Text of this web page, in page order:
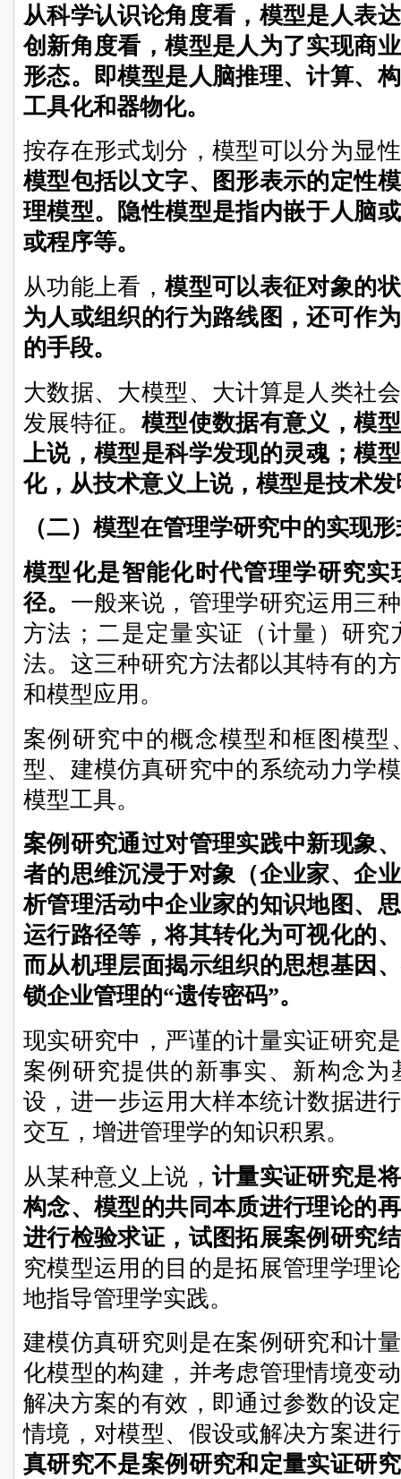
从科学认识论角度看，模型是人表
创新角度看，模型是人为了实现商
形态。即模型是人脑推理、计算、
工具化和器物化。
按存在形式划分，模型可以分为显
模型包括以文字、图形表示的定性
理模型。隐性模型是指内嵌于人脑
或程序等。
从功能上看，模型可以表征对象的
为人或组织的行为路线图，还可作
的手段。
大数据、大模型、大计算是人类社
发展特征。 模型使数据有意义，模
上说，模型是科学发现的灵魂；模
化，从技术意义上说，模型是技术
（二）模型在管理学研究中的实现
模型化是智能化时代管理学研究
径。 一般来说，管理学研究运用三
方法；二是定量实证（计量）研
法。这三种研究方法都以其特有的
和模型应用。
案例研究中的概念模型和框图模
型、建模仿真研究中的系统动力学
模型工具。
案例研究通过对管理实践中新现象
者的思维沉浸于对象（企业家、企
析管理活动中企业家的知识地图、
运行路径等，将其转化为可视化的
而从机理层面揭示组织的思想基因
锁企业管理的“遗传密码”。
现实研究中，严谨的计量实证研究
案例研究提供的新事实、新构念
设，进一步运用大样本统计数据进
交互，增进管理学的知识积累。
从某种意义上说， 计量实证研究是
构念、模型的共同本质进行理论的
进行检验求证，试图拓展案例研究
究模型运用的目的是拓展管理学理
地指导管理学实践。
建模仿真研究则是在案例研究和计
化模型的构建，并考虑管理情境变
解决方案的有效，即通过参数的设
情境，对模型、假设或解决方案进
真研究不是案例研究和定量实证研